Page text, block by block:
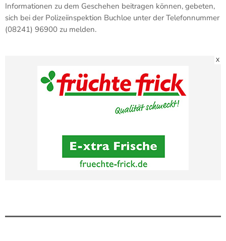
Informationen zu dem Geschehen beitragen können, gebeten,
sich bei der Polizeiinspektion Buchloe unter der Telefonnummer
(08241) 96900 zu melden.
X